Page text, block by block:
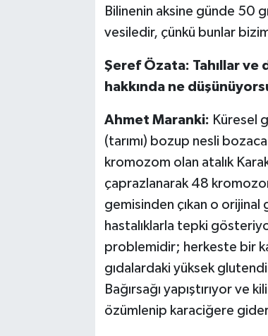
Bilinenin aksine günde 50
vesiledir, çünkü bunlar
Şeref Özata: Tahıllar
hakkında ne
Ahmet Maranki: Küresel
(tarımı) bozup nesli
kromozom olan atalık
çaprazlanarak 48
gemisinden çıkan o orijinal
hastalıklarla tepki
problemidir; herkeste bir
gıdalardaki yüksek
Bağırsağı yapıştırıyor ve
özümlenip karaciğere